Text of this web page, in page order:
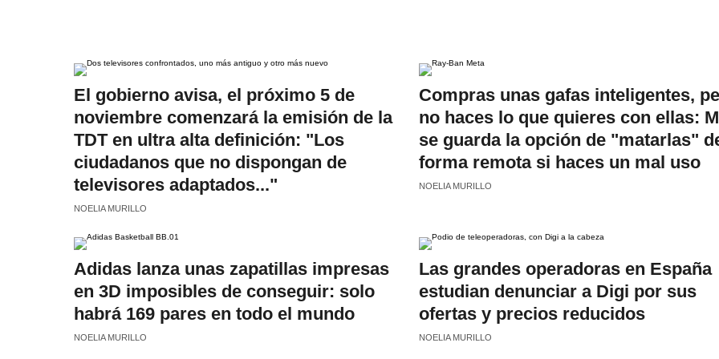
El gobierno avisa, el próximo 5 de
noviembre comenzará la emisión de la
TDT en ultra alta definición: "Los
ciudadanos que no dispongan de
televisores adaptados..."
NOELIA MURILLO
Compras unas gafas inteligentes,
no haces lo que quieres con ellas:
se guarda la opción de "matarlas"
forma remota si haces un mal uso
NOELIA MURILLO
Adidas lanza unas zapatillas impresas
en 3D imposibles de conseguir: solo
habrá 169 pares en todo el mundo
NOELIA MURILLO
Las grandes operadoras en España
estudian denunciar a Digi por sus
ofertas y precios reducidos
NOELIA MURILLO